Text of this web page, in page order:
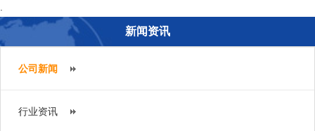
新闻资讯
公司新闻
行业资讯